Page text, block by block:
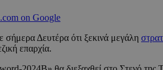
on Google
Δευτέρα ότι ξεκινά μεγάλη
επαρχία.